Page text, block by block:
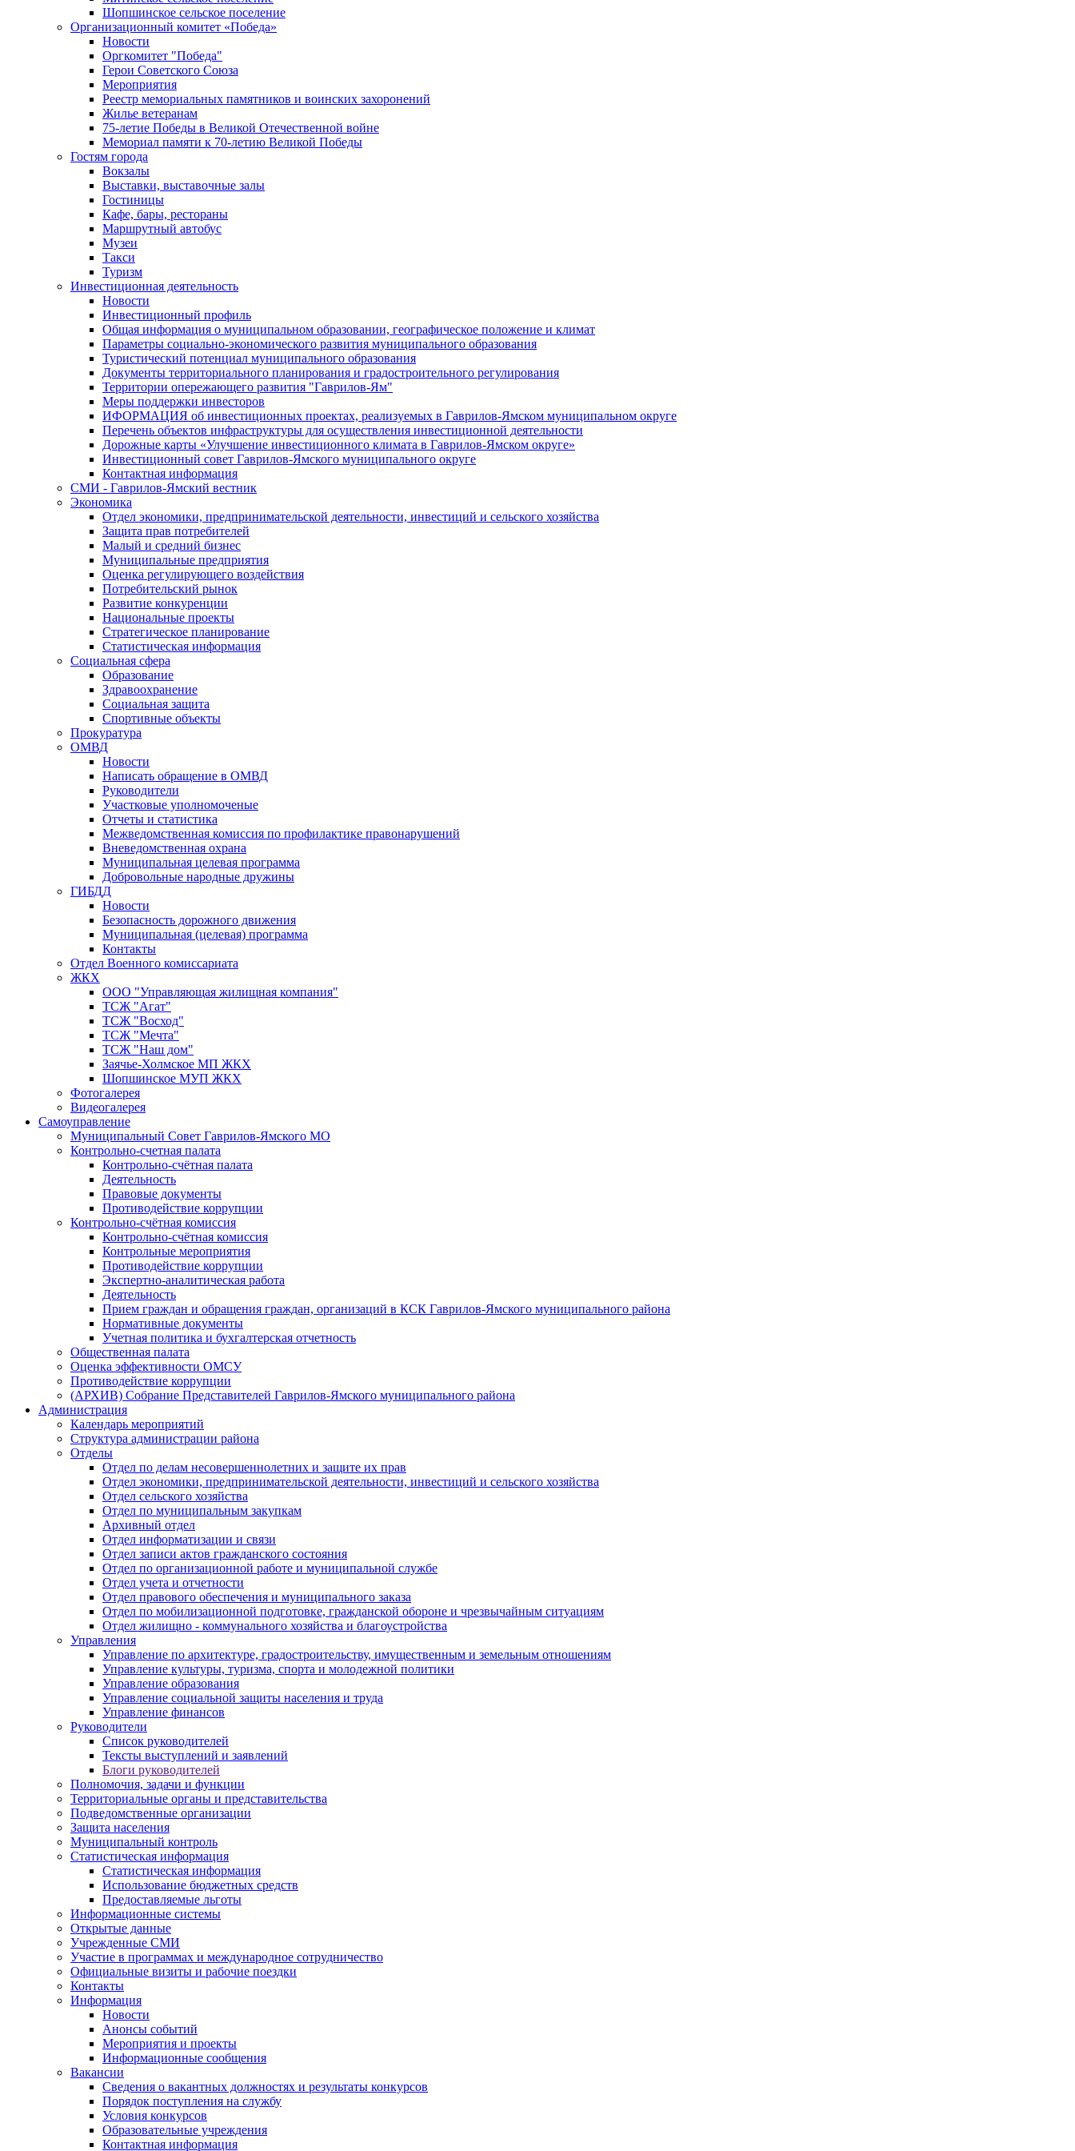
Шопшинское сельское поселение
Организационный комитет «Победа»
Новости
Оргкомитет "Победа"
Герои Советского Союза
Мероприятия
Реестр мемориальных памятников и воинских захоронений
Жилье ветеранам
75-летие Победы в Великой Отечественной войне
Мемориал памяти к 70-летию Великой Победы
Гостям города
Вокзалы
Выставки, выставочные залы
Гостиницы
Кафе, бары, рестораны
Маршрутный автобус
Музеи
Такси
Туризм
Инвестиционная деятельность
Новости
Инвестиционный профиль
Общая информация о муниципальном образовании, географическое положение и климат
Параметры социально-экономического развития муниципального образования
Туристический потенциал муниципального образования
Документы территориального планирования и градостроительного регулирования
Территории опережающего развития "Гаврилов-Ям"
Меры поддержки инвесторов
ИФОРМАЦИЯ об инвестиционных проектах, реализуемых в Гаврилов-Ямском муниципальном округе
Перечень объектов инфраструктуры для осуществления инвестиционной деятельности
Дорожные карты «Улучшение инвестиционного климата в Гаврилов-Ямском округе»
Инвестиционный совет Гаврилов-Ямского муниципального округе
Контактная информация
СМИ - Гаврилов-Ямский вестник
Экономика
Отдел экономики, предпринимательской деятельности, инвестиций и сельского хозяйства
Защита прав потребителей
Малый и средний бизнес
Муниципальные предприятия
Оценка регулирующего воздействия
Потребительский рынок
Развитие конкуренции
Национальные проекты
Стратегическое планирование
Статистическая информация
Социальная сфера
Образование
Здравоохранение
Социальная защита
Спортивные объекты
Прокуратура
ОМВД
Новости
Написать обращение в ОМВД
Руководители
Участковые уполномоченые
Отчеты и статистика
Межведомственная комиссия по профилактике правонарушений
Вневедомственная охрана
Муниципальная целевая программа
Добровольные народные дружины
ГИБДД
Новости
Безопасность дорожного движения
Муниципальная (целевая) программа
Контакты
Отдел Военного комиссариата
ЖКХ
ООО "Управляющая жилищная компания"
ТСЖ "Агат"
ТСЖ "Восход"
ТСЖ "Мечта"
ТСЖ "Наш дом"
Заячье-Холмское МП ЖКХ
Шопшинское МУП ЖКХ
Фотогалерея
Видеогалерея
Самоуправление
Муниципальный Совет Гаврилов-Ямского МО
Контрольно-счетная палата
Контрольно-счётная палата
Деятельность
Правовые документы
Противодействие коррупции
Контрольно-счётная комиссия
Контрольно-счётная комиссия
Контрольные мероприятия
Противодействие коррупции
Экспертно-аналитическая работа
Деятельность
Прием граждан и обращения граждан, организаций в КСК Гаврилов-Ямского муниципального района
Нормативные документы
Учетная политика и бухгалтерская отчетность
Общественная палата
Оценка эффективности ОМСУ
Противодействие коррупции
(АРХИВ) Собрание Представителей Гаврилов-Ямского муниципального района
Администрация
Календарь мероприятий
Структура администрации района
Отделы
Отдел по делам несовершеннолетних и защите их прав
Отдел экономики, предпринимательской деятельности, инвестиций и сельского хозяйства
Отдел сельского хозяйства
Отдел по муниципальным закупкам
Архивный отдел
Отдел информатизации и связи
Отдел записи актов гражданского состояния
Отдел по организационной работе и муниципальной службе
Отдел учета и отчетности
Отдел правового обеспечения и муниципального заказа
Отдел по мобилизационной подготовке, гражданской обороне и чрезвычайным ситуациям
Отдел жилищно - коммунального хозяйства и благоустройства
Управления
Управление по архитектуре, градостроительству, имущественным и земельным отношениям
Управление культуры, туризма, спорта и молодежной политики
Управление образования
Управление социальной защиты населения и труда
Управление финансов
Руководители
Список руководителей
Тексты выступлений и заявлений
Блоги руководителей
Полномочия, задачи и функции
Территориальные органы и представительства
Подведомственные организации
Защита населения
Муниципальный контроль
Статистическая информация
Статистическая информация
Использование бюджетных средств
Предоставляемые льготы
Информационные системы
Открытые данные
Учрежденные СМИ
Участие в программах и международное сотрудничество
Официальные визиты и рабочие поездки
Контакты
Информация
Новости
Анонсы событий
Мероприятия и проекты
Информационные сообщения
Вакансии
Сведения о вакантных должностях и результаты конкурсов
Порядок поступления на службу
Условия конкурсов
Образовательные учреждения
Контактная информация